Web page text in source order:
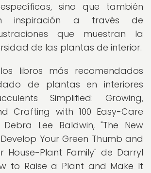
sino que también
inspiración a través de
que muestran la
de las plantas de interior.
libros más recomendados
de plantas en interiores
Simplified: Growing,
Crafting with 100 Easy-Care
Lee Baldwin, "The New
Your Green Thumb and
House-Plant Family" de Darryl
to Raise a Plant and Make It